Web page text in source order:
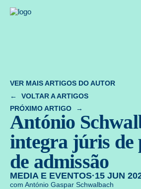
Spear
VER MAIS ARTIGOS DO AUTOR
VOLTAR A ARTIGOS
PRÓXIMO ARTIGO
António
integra júris de
de admissão
MEDIA E EVENTOS·15 JUN
com António Gaspar Schwalbach